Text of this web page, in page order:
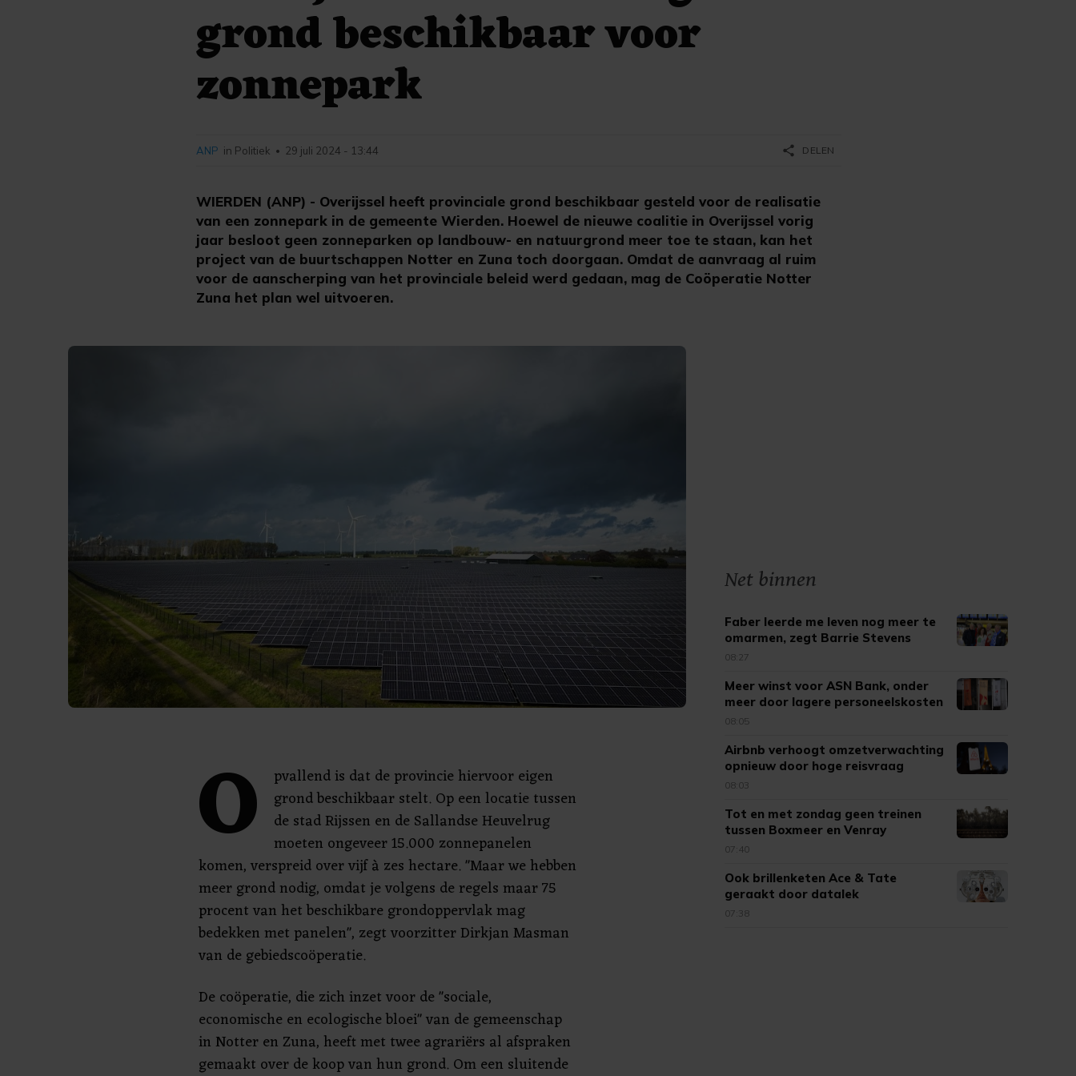
grond beschikbaar voor
zonnepark
WIERDEN (ANP) - Overijssel heeft provinciale grond beschikbaar gesteld voor de realisatie
van een zonnepark in de gemeente Wierden. Hoewel de nieuwe coalitie in Overijssel vorig
jaar besloot geen zonneparken op landbouw- en natuurgrond meer toe te staan, kan het
project van de buurtschappen Notter en Zuna toch doorgaan. Omdat de aanvraag al ruim
voor de aanscherping van het provinciale beleid werd gedaan, mag de Coöperatie Notter
Zuna het plan wel uitvoeren.
ANP in Politiek • 29 juli 2024 - 13:44 share DELEN
O
pvallend is dat de provincie hiervoor eigen
grond beschikbaar stelt. Op een locatie tussen
de stad Rijssen en de Sallandse Heuvelrug
moeten ongeveer 15.000 zonnepanelen
komen, verspreid over vijf à zes hectare. "Maar we hebben
meer grond nodig, omdat je volgens de regels maar 75
procent van het beschikbare grondoppervlak mag
bedekken met panelen", zegt voorzitter Dirkjan Masman
van de gebiedscoöperatie.
De coöperatie, die zich inzet voor de "sociale,
economische en ecologische bloei" van de gemeenschap
in Notter en Zuna, heeft met twee agrariërs al afspraken
gemaakt over de koop van hun grond. Om een sluitende
Net binnen
Faber leerde me leven nog meer te
omarmen, zegt Barrie Stevens
08:27
Meer winst voor ASN Bank, onder
meer door lagere personeelskosten
08:05
Airbnb verhoogt omzetverwachting
opnieuw door hoge reisvraag
08:03
Tot en met zondag geen treinen
tussen Boxmeer en Venray
07:40
Ook brillenketen Ace & Tate
geraakt door datalek
partnerbedrijf
07:38